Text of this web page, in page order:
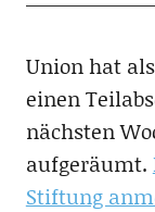
Union hat
einen
nächsten
aufgeräumt.
Stiftung